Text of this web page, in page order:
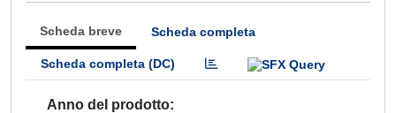
Scheda breve Scheda completa
Scheda completa (DC)
Anno del prodotto